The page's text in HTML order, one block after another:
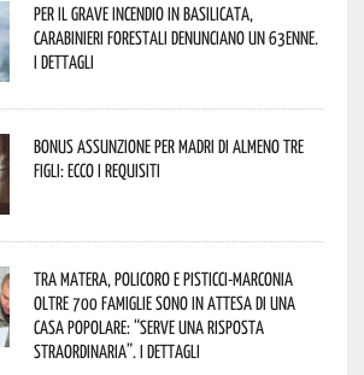
Per il grave incendio in Basilicata,
Carabinieri forestali denunciano un 63enne.
I dettagli
Bonus assunzione per madri di almeno tre
figli: ecco i requisiti
Tra Matera, Policoro e Pisticci-Marconia
oltre 700 famiglie sono in attesa di una
casa popolare: “serve una risposta
straordinaria”. I dettagli